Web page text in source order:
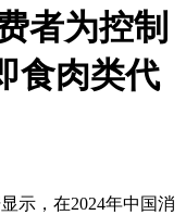
者为控制
食肉类代
示，在2024年中国消